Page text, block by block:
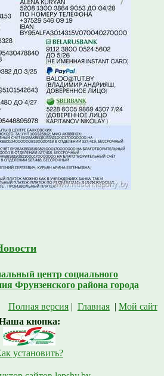
центр социального
Фрунзенского района города
Полная версия| Главная| Мой сайт
кнопка:
установить?